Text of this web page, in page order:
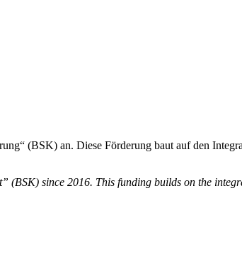
(BSK) an. Diese Förderung baut auf den
since 2016. This funding builds on the